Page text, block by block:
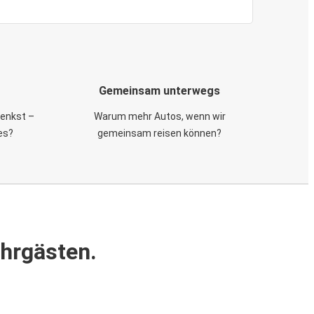
–
Gemeinsam unterwegs
Warum mehr Autos, wenn wir
gemeinsam reisen können?